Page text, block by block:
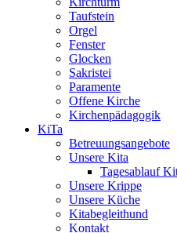
Taufstein
Orgel
Fenster
Glocken
Sakristei
Paramente
Offene Kirche
Kirchenpädagogik
KiTa
Betreuungsangebote
Unsere Kita
Tagesablauf
Unsere Krippe
Unsere Küche
Kitabegleithund
Kontakt